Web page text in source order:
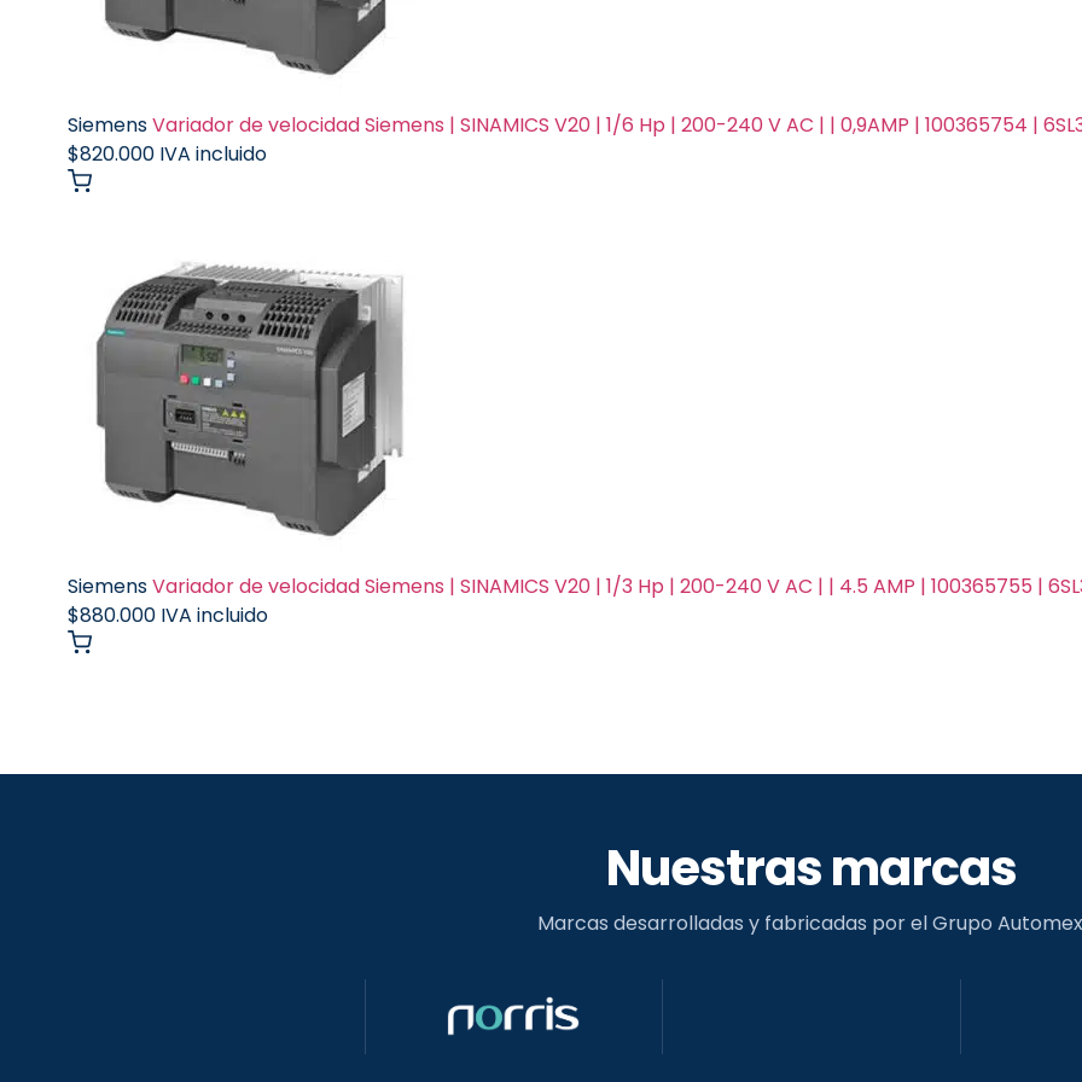
SiemensVariador de velocidad Siemens | SINAMICS V20 | 1/6 Hp | 200-240 V AC | | 0,9AMP | 100365754 |
$820.000 IVA incluido
SiemensVariador de velocidad Siemens | SINAMICS V20 | 1/3 Hp | 200-240 V AC | | 4.5 AMP | 100365755 |
$880.000 IVA incluido
Nuestras marcas
Marcas desarrolladas y fabricadas por el Grupo